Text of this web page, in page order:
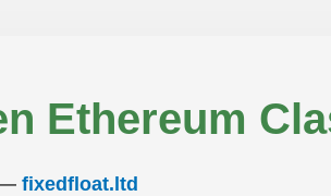
Ethereum
fixedfloat.ltd